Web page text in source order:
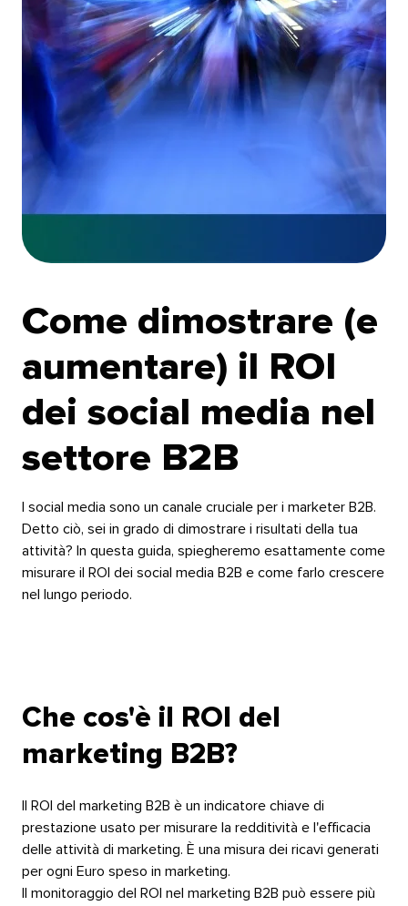
Come dimostrare (e
aumentare) il ROI
dei social media nel
settore B2B​​
I social media sono un canale cruciale per i marketer B2B.
Detto ciò, sei in grado di dimostrare i risultati della tua
attività? In questa guida, spiegheremo esattamente come
misurare il ROI dei social media B2B e come farlo crescere
nel lungo periodo.​​
Che cos'è il ROI del
marketing B2B?​​
Il ROI del marketing B2B è un indicatore chiave di
prestazione usato per misurare la redditività e l'efficacia
delle attività di marketing. È una misura dei ricavi generati
per ogni Euro speso in marketing.
Il monitoraggio del ROI nel marketing B2B può essere più